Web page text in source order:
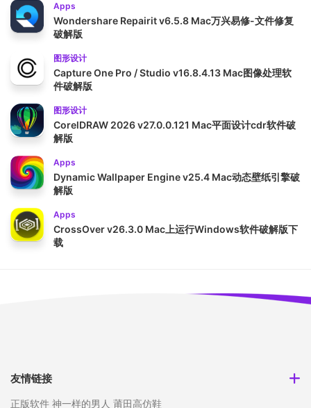
Apps
Wondershare Repairit v6.5.8 Mac万兴易修-文件修复
破解版
图形设计
Capture One Pro / Studio v16.8.4.13 Mac图像处理软
件破解版
图形设计
CorelDRAW 2026 v27.0.0.121 Mac平面设计cdr软件破
解版
Apps
Dynamic Wallpaper Engine v25.4 Mac动态壁纸引擎破
解版
Apps
CrossOver v26.3.0 Mac上运行Windows软件破解版下
载
友情链接
正版软件 神一样的男人 莆田高仿鞋